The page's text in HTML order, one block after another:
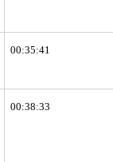
00:35:41
00:38:33